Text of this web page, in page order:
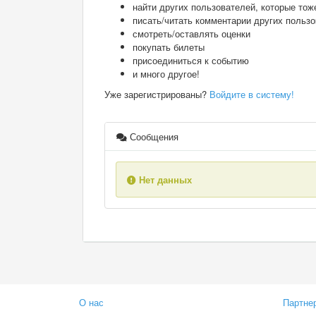
найти других пользователей, которые
писать/читать комментарии других
смотреть/оставлять оценки
покупать билеты
присоединиться к событию
и много другое!
Уже зарегистрированы? Войдите в систему!
Сообщения
Нет данных
О нас